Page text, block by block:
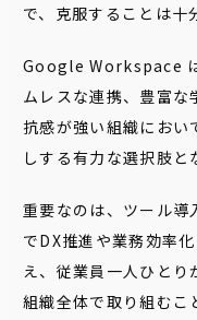
で、克服することは十
Google Workspace
ムレスな連携、豊富な
抗感が強い組織におい
しする有力な選択肢と
重要なのは、ツール導
でDX推進や業務効率
え、従業員一人ひとり
組織全体で取り組むこ